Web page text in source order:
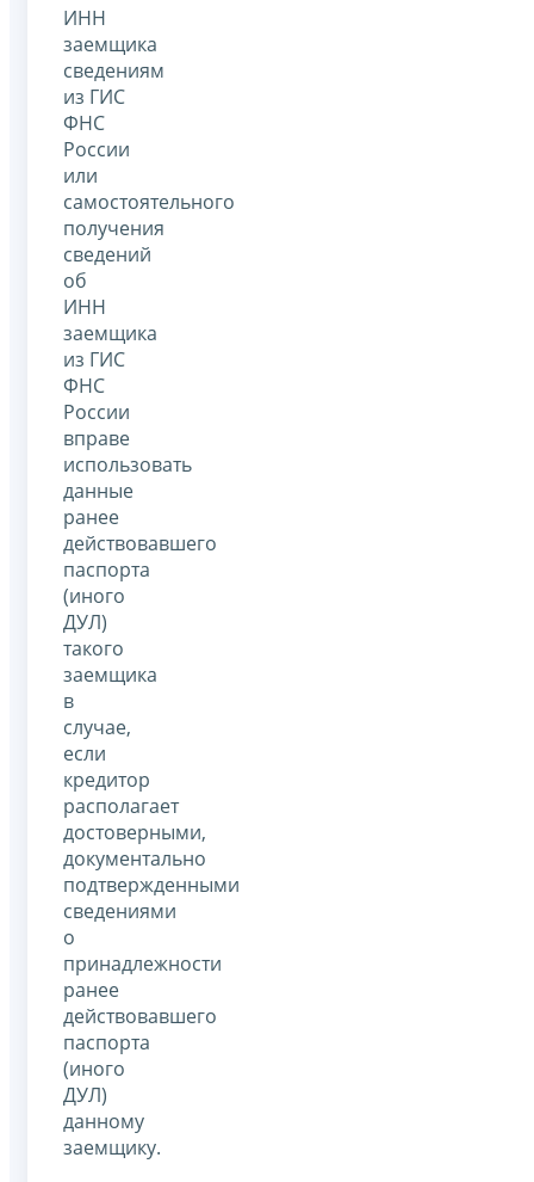
ИНН
заемщика
сведениям
из ГИС
ФНС
России
или
самостоятельного
получения
сведений
об
ИНН
заемщика
из ГИС
ФНС
России
вправе
использовать
данные
ранее
действовавшего
паспорта
(иного
ДУЛ)
такого
заемщика
в
случае,
если
кредитор
располагает
достоверными,
документально
подтвержденными
сведениями
о
принадлежности
ранее
действовавшего
паспорта
(иного
ДУЛ)
данному
заемщику.